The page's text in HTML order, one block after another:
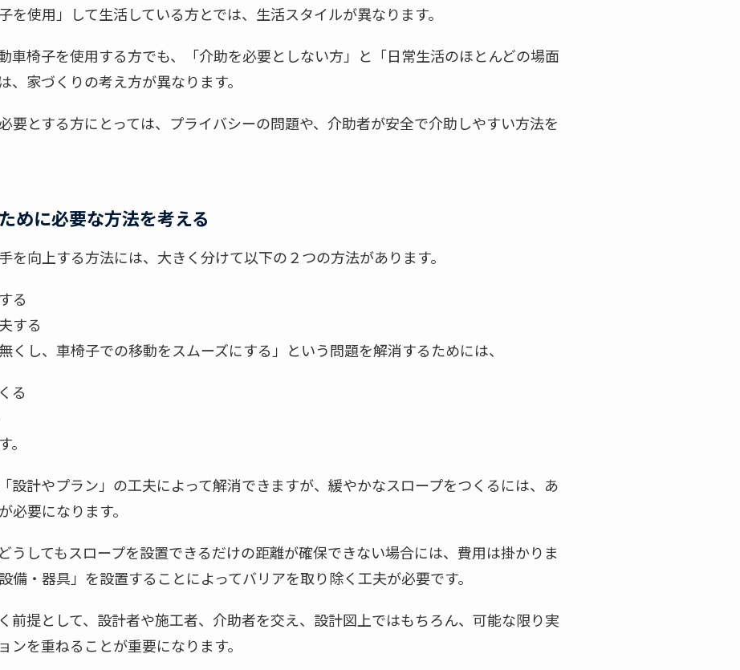
を使用」して生活している方とでは、生活スタイルが異なります。
車椅子を使用する方でも、「介助を必要としない方」と「日常生活のほとんどの場面
、家づくりの考え方が異なります。
要とする方にとっては、プライバシーの問題や、介助者が安全で介助しやすい方法を
めに必要な方法を考える
を向上する方法には、大きく分けて以下の２つの方法があります。
る
する
くし、車椅子での移動をスムーズにする」という問題を解消するためには、
る
設計やプラン」の工夫によって解消できますが、緩やかなスロープをつくるには、あ
必要になります。
うしてもスロープを設置できるだけの距離が確保できない場合には、費用は掛かりま
備・器具」を設置することによってバリアを取り除く工夫が必要です。
前提として、設計者や施工者、介助者を交え、設計図上ではもちろん、可能な限り実
ンを重ねることが重要になります。